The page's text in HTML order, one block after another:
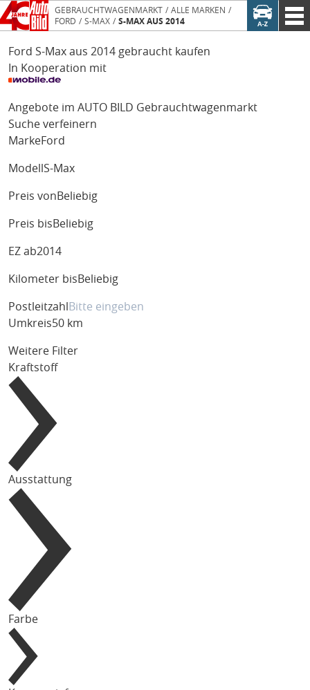
GEBRAUCHTWAGENMARKT
ALLE MARKEN
FORD
S-MAX S-MAX AUS 2014
Ford S-Max aus 2014 gebraucht kaufen
In Kooperation mit
Angebote im AUTO BILD Gebrauchtwagenmarkt
Suche verfeinern
MarkeFord
Modell S-Max
Preis von Beliebig
Preis bis Beliebig
EZ ab2014
Kilometer bis Beliebig
Postleitzahl
Umkreis50 km
Weitere Filter
Kraftstoff
Ausstattung
Farbe